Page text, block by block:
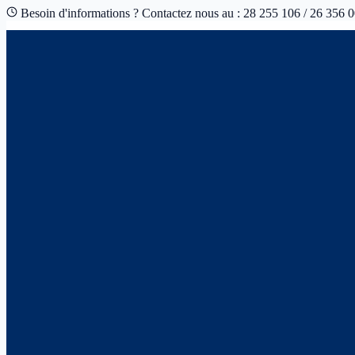
Besoin d'informations ? Contactez nous au : 28 255 106 / 26 356